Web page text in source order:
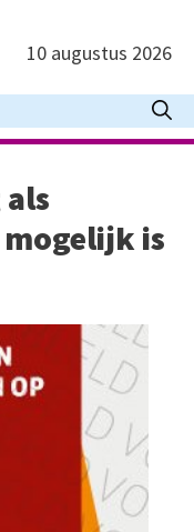
10 augustus 2026
is